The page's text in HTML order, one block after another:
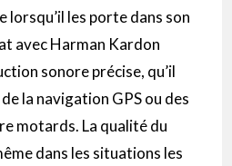
lorsqu’il les porte dans son
avec Harman Kardon
sonore précise, qu’il
la navigation GPS ou des
motards. La qualité du
dans les situations les